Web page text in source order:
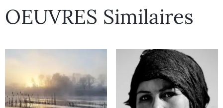
OEUVRES Similaires